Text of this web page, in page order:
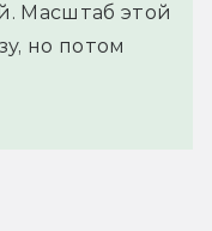
Масштаб этой
но потом